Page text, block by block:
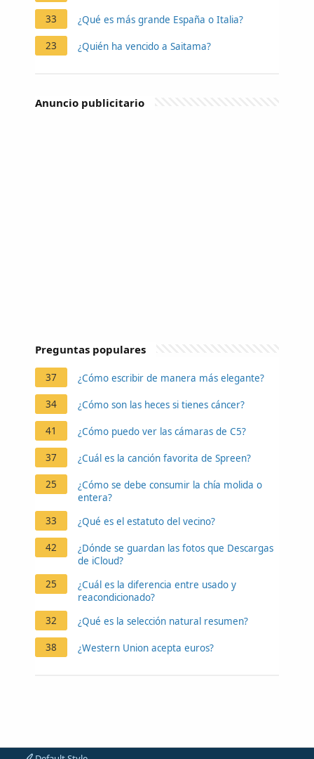
33 ¿Qué es más grande España o Italia?
23 ¿Quién ha vencido a Saitama?
Anuncio publicitario
Preguntas populares
37 ¿Cómo escribir de manera más elegante?
34 ¿Cómo son las heces si tienes cáncer?
41 ¿Cómo puedo ver las cámaras de C5?
37 ¿Cuál es la canción favorita de Spreen?
25
¿Cómo se debe consumir la chía molida o
entera?
33
¿Qué es el estatuto del vecino?
42
¿Dónde se guardan las fotos que Descargas
de iCloud?
25
¿Cuál es la diferencia entre usado y
reacondicionado?
32
¿Qué es la selección natural resumen?
38 ¿Western Union acepta euros?